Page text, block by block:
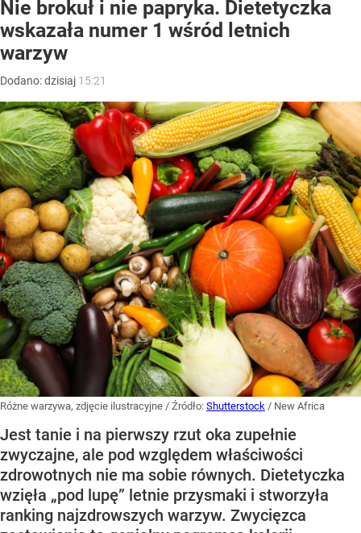
Nie brokuł i nie papryka. Dietetyczka
wskazała numer 1 wśród letnich
warzyw
Dodano:dzisiaj 15:21
Różne warzywa, zdjęcie ilustracyjne / Źródło: Shutterstock / New Africa
Jest tanie i na pierwszy rzut oka zupełnie
zwyczajne, ale pod względem właściwości
zdrowotnych nie ma sobie równych. Dietetyczka
wzięła „pod lupę” letnie przysmaki i stworzyła
ranking najzdrowszych warzyw. Zwycięzca